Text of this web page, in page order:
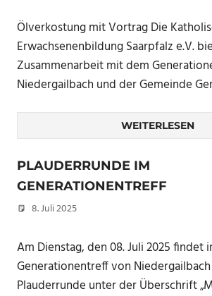
Ölverkostung mit Vortrag Die
Erwachsenenbildung Saarpfalz e.V.
Zusammenarbeit mit dem
Niedergailbach und der Gemeinde
WEITERLESEN
PLAUDERRUNDE IM
GENERATIONENTREFF
8. Juli 2025
Am Dienstag, den 08. Juli 2025 findet
Generationentreff von
Plauderrunde unter der Überschrift